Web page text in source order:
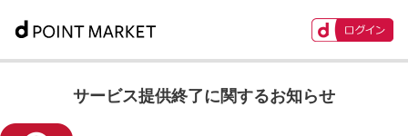
サービス提供終了に関するお知らせ